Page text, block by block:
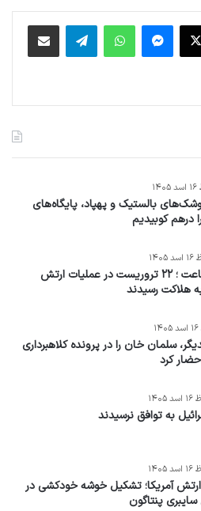
X پیام رسان واتس آپ تلگرام اشتراک گذاری از طریق ایمیل
بالستیک و پهپاد، پایگاه‌های
درهم کوبیدیم
طی ۲۴ ساعت ؛ ۲۲ تروریست در عملیات ارتش
هلاکت رسیدند
سلمان خان را در پرونده کلاهبرداری
کرد
به توافق نرسیدند
آمریکا؛ تشکیل خوشه خودکشی در
پنتاگون